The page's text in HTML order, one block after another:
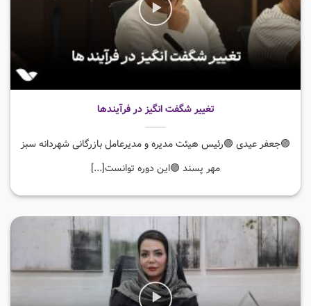
تغییر شگفت انگیز در فرآیندها
🟣جعفر عیدی 🟣رئیس هیئت مدیره و مدیرعامل بازرگانی شهردانه سبز
مهر پسند 🟣این دوره توانست[...]